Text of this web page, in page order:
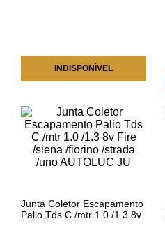
INDISPONÍVEL
Junta Coletor Escapamento
Palio Tds C /mtr 1.0 /1.3 8v